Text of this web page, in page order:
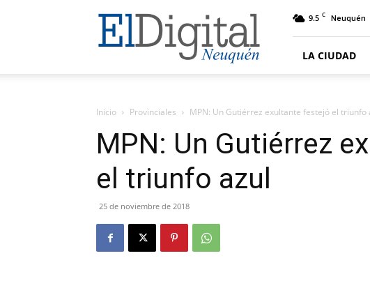
El
Digital
Neuquen
9.5 C Neuquén
LA CIUDAD
Inicio Provinciales MPN: Un Gutiérrez exultante festejó el triunfo
MPN: Un Gutiérrez
el triunfo azul
25 de noviembre de 2018